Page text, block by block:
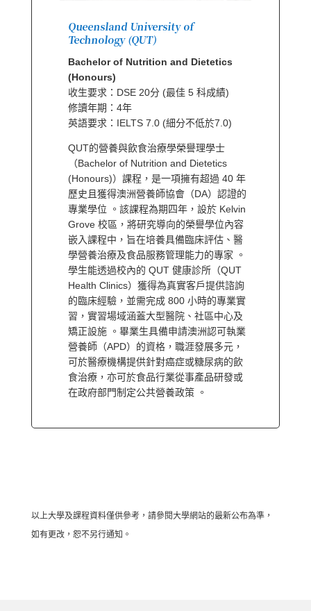
Queensland University of
Technology (QUT)
Bachelor of Nutrition and Dietetics
(Honours)
收生要求：DSE 20分 (最佳 5 科成績)
修讀年期：4年
英語要求：IELTS 7.0 (細分不低於7.0)
QUT的營養與飲食治療學榮譽理學士
（Bachelor of Nutrition and Dietetics
(Honours)）課程，是一項擁有超過 40 年
歷史且獲得澳洲營養師協會（DA）認證的
專業學位 。該課程為期四年，設於 Kelvin
Grove 校區，將研究導向的榮譽學位內容
嵌入課程中，旨在培養具備臨床評估、醫
學營養治療及食品服務管理能力的專家 。
學生能透過校內的 QUT 健康診所（QUT
Health Clinics）獲得為真實客戶提供諮詢
的臨床經驗，並需完成 800 小時的專業實
習，實習場域涵蓋大型醫院、社區中心及
矯正設施 。畢業生具備申請澳洲認可執業
營養師（APD）的資格，職涯發展多元，
可於醫療機構提供針對癌症或糖尿病的飲
食治療，亦可於食品行業從事產品研發或
在政府部門制定公共營養政策 。
以上大學及課程資料僅供參考，請參閱大學網站的最新公布為準，
如有更改，恕不另行通知。